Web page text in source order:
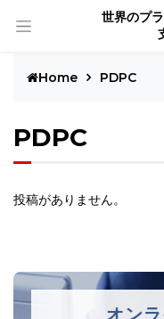
世界のプ
Home PDPC
PDPC
投稿がありません。
オン